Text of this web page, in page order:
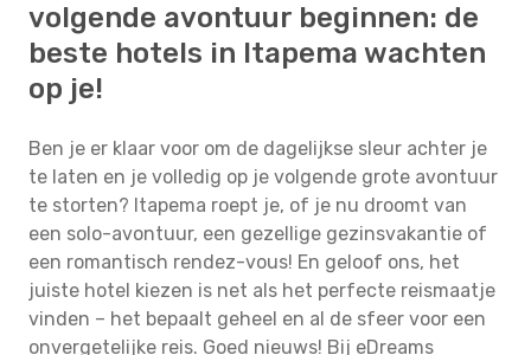
volgende avontuur beginnen: de
beste hotels in Itapema wachten
op je!
Ben je er klaar voor om de dagelijkse sleur achter je
te laten en je volledig op je volgende grote avontuur
te storten? Itapema roept je, of je nu droomt van
een solo-avontuur, een gezellige gezinsvakantie of
een romantisch rendez-vous! En geloof ons, het
juiste hotel kiezen is net als het perfecte reismaatje
vinden – het bepaalt geheel en al de sfeer voor een
onvergetelijke reis. Goed nieuws! Bij eDreams